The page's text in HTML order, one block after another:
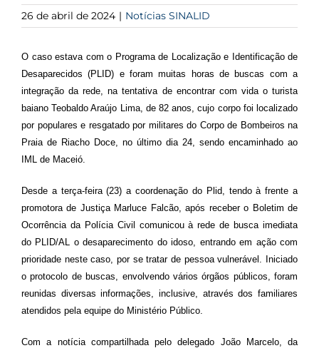
26 de abril de 2024 | Notícias SINALID
O caso estava com o Programa de Localização e Identificação de
Desaparecidos (PLID) e foram muitas horas de buscas com a
integração da rede, na tentativa de encontrar com vida o turista
baiano Teobaldo Araújo Lima, de 82 anos, cujo corpo foi localizado
por populares e resgatado por militares do Corpo de Bombeiros na
Praia de Riacho Doce, no último dia 24, sendo encaminhado ao
IML de Maceió.
Desde a terça-feira (23) a coordenação do Plid, tendo à frente a
promotora de Justiça Marluce Falcão, após receber o Boletim de
Ocorrência da Polícia Civil comunicou à rede de busca imediata
do PLID/AL o desaparecimento do idoso, entrando em ação com
prioridade neste caso, por se tratar de pessoa vulnerável. Iniciado
o protocolo de buscas, envolvendo vários órgãos públicos, foram
reunidas diversas informações, inclusive, através dos familiares
atendidos pela equipe do Ministério Público.
Com a notícia compartilhada pelo delegado João Marcelo, da